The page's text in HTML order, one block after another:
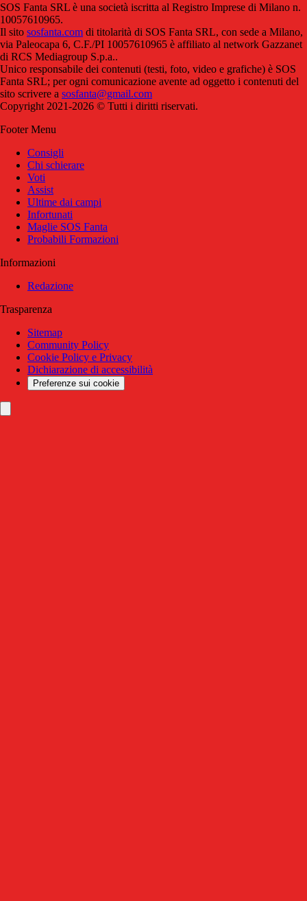
SOS Fanta SRL è una società iscritta al Registro Imprese di Milano n.
10057610965.
Il sito sosfanta.com di titolarità di SOS Fanta SRL, con sede a Milano,
via Paleocapa 6, C.F./PI 10057610965 è affiliato al network Gazzanet
di RCS Mediagroup S.p.a..
Unico responsabile dei contenuti (testi, foto, video e grafiche) è SOS
Fanta SRL; per ogni comunicazione avente ad oggetto i contenuti del
sito scrivere a sosfanta@gmail.com
Copyright 2021-2026 © Tutti i diritti riservati.
Footer Menu
Consigli
Chi schierare
Voti
Assist
Ultime dai campi
Infortunati
Maglie SOS Fanta
Probabili Formazioni
Informazioni
Redazione
Trasparenza
Sitemap
Community Policy
Cookie Policy e Privacy
Dichiarazione di accessibilità
Preferenze sui cookie